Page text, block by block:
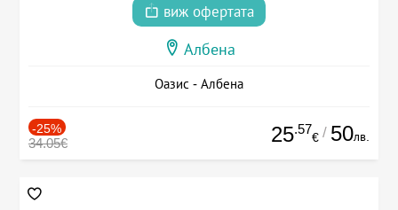
виж офертата
Албена
Оазис - Албена
-25%
34.05€ 25.57
€ / 50лв.